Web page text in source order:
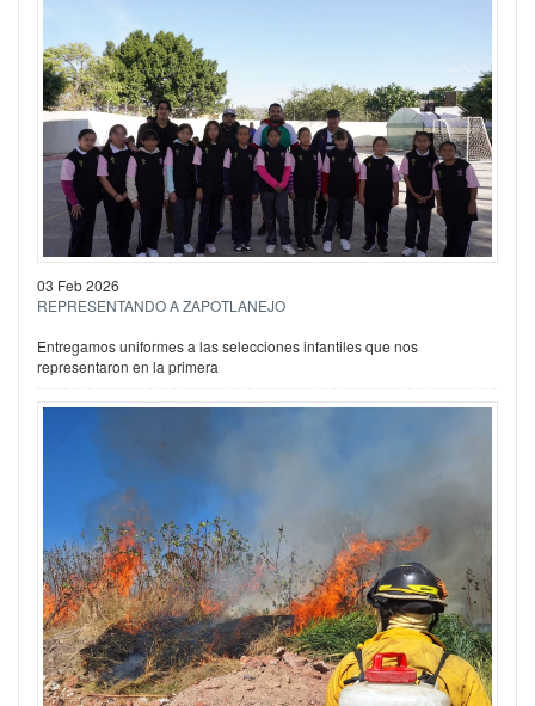
03 Feb 2026
REPRESENTANDO A ZAPOTLANEJO
Entregamos uniformes a las selecciones infantiles que nos
representaron en la primera